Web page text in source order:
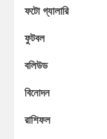
ফটো গ্যালারি
ফুটবল
বলিউড
বিনোদন
রাশিফল